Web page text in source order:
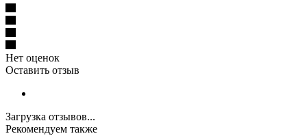
Нет оценок
Оставить отзыв
Загрузка отзывов...
Рекомендуем также